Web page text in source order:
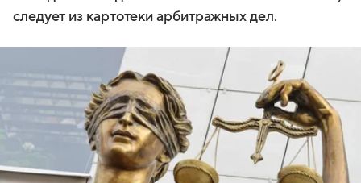
следует из картотеки арбитражных дел.